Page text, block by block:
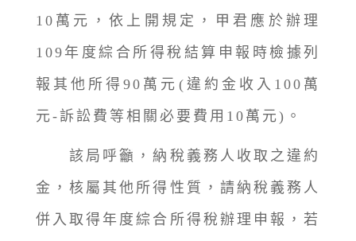
10萬元，依上開規定，甲君應於辦理
109年度綜合所得稅結算申報時檢據列
報其他所得90萬元(違約金收入100萬
元-訴訟費等相關必要費用10萬元)。
該局呼籲，納稅義務人收取之違約
金，核屬其他所得性質，請納稅義務人
併入取得年度綜合所得稅辦理申報，若